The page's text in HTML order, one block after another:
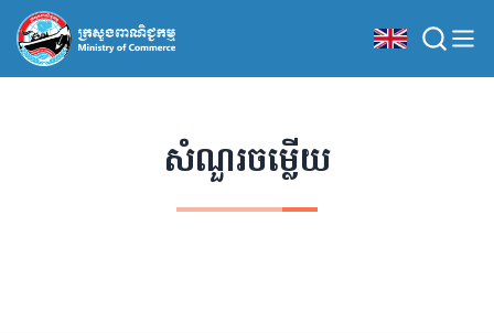
សំណួរចម្លើយ